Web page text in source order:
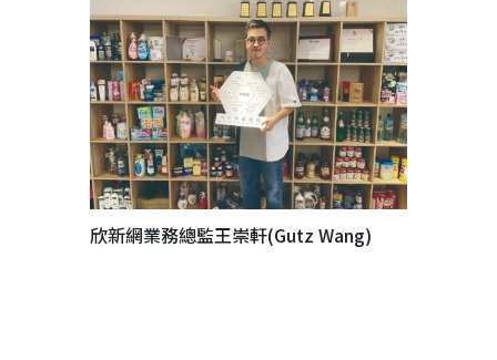
欣新網業務總監王崇軒(Gutz Wang)